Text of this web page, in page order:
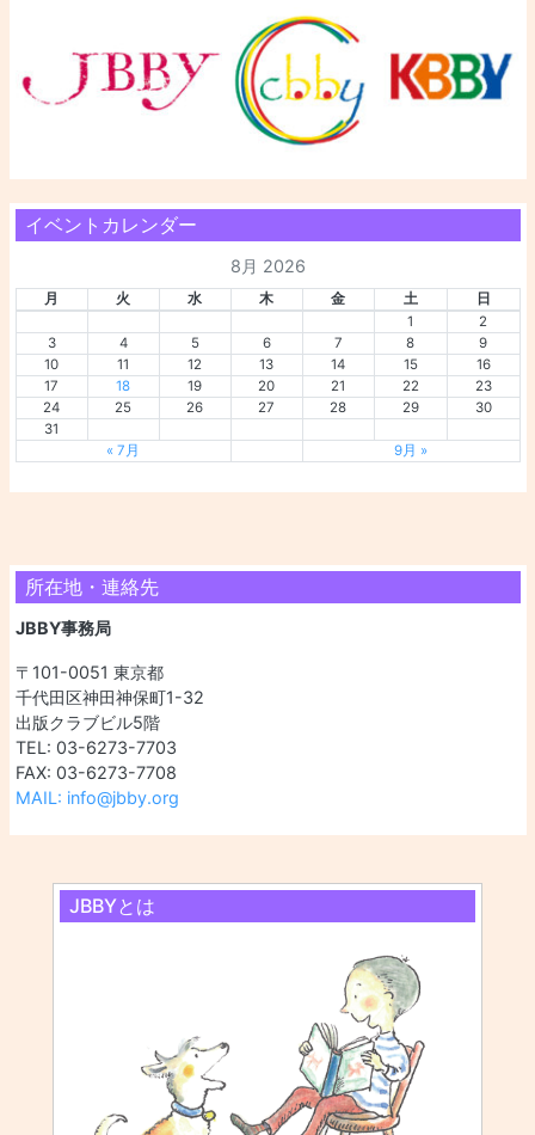
イベントカレンダー
8月 2026
月 火 水 木 金 土
日
1
2
3
4 5 6 7 8
9
10
11 12 13 14 15
16
17
18 19 20 21 22
23
24
25 26 27 28 29
30
31
« 7月
9月 »
所在地・連絡先
JBBY事務局
〒101-0051 東京都
千代田区神田神保町1-32
出版クラブビル5階
TEL: 03-6273-7703
FAX: 03-6273-7708
MAIL: info@jbby.org
JBBYとは